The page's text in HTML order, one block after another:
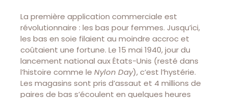
La première application commerciale est
révolutionnaire : les bas pour femmes. Jusqu’ici,
les bas en soie filaient au moindre accroc et
coûtaient une fortune. Le 15 mai 1940, jour du
lancement national aux États-Unis (resté dans
l’histoire comme le Nylon Day), c’est l’hystérie.
Les magasins sont pris d’assaut et 4 millions de
paires de bas s’écoulent en quelques heures